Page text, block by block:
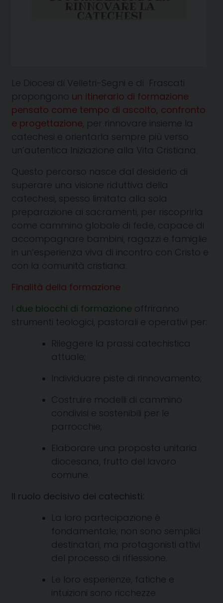
Le Diocesi di Velletri-Segni e di Frascati
propongono un itinerario di formazione
pensato come tempo di ascolto, confronto
e progettazione, per rinnovare insieme la
catechesi e orientarla sempre più verso
un’autentica Iniziazione alla Vita Cristiana.
Questo percorso nasce dal desiderio di
superare una visione riduttiva della
catechesi, spesso limitata alla sola
preparazione ai sacramenti, per riscoprirla
come cammino globale di fede, capace di
accompagnare bambini, ragazzi e famiglie
in un’esperienza viva di incontro con Cristo e
con la comunità cristiana.
Finalità della formazione
I due blocchi di formazione offriranno
strumenti teologici, pastorali e operativi per:
Rileggere la prassi catechistica
attuale;
Individuare piste di rinnovamento;
Costruire modelli di cammino
condivisi e sostenibili per le
parrocchie;
Elaborare una proposta unitaria
diocesana, frutto del lavoro
comune.
Il ruolo decisivo dei catechisti:
La loro partecipazione è
fondamentale; non sono semplici
destinatari, ma protagonisti attivi
del processo di riflessione.
Le loro esperienze, fatiche e
intuizioni sono ricchezze